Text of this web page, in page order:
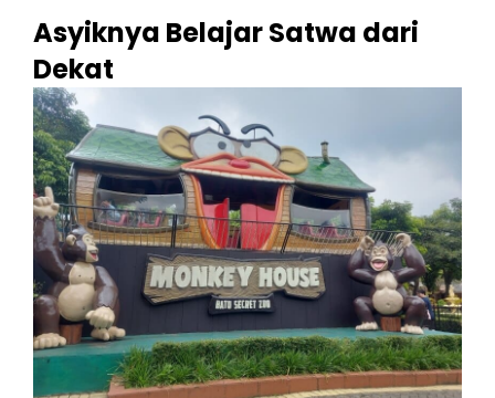
Asyiknya Belajar Satwa dari
Dekat